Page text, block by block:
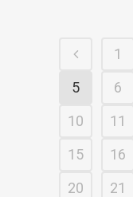
1
5
6
10
11
15
16
20
21